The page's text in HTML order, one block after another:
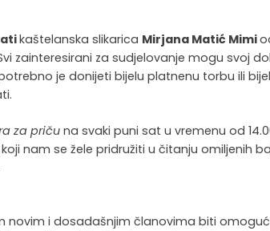
kaštelanska slikarica Mirjana Matić Mimi
zainteresirani za sudjelovanje mogu svoj
je donijeti bijelu platnenu torbu ili
za pričuna svaki puni sat u vremenu od
nam se žele pridružiti u čitanju omiljenih
novim i dosadašnjim članovima biti